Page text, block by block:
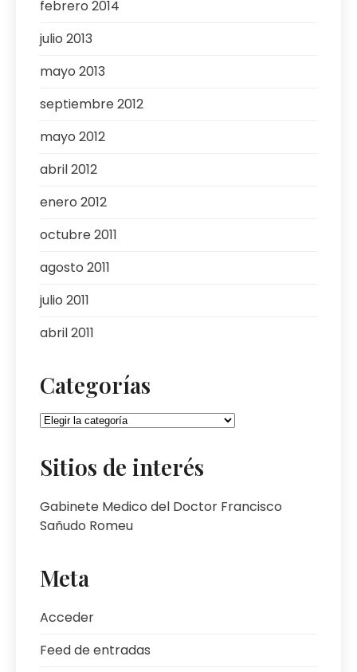
febrero 2014
julio 2013
mayo 2013
septiembre 2012
mayo 2012
abril 2012
enero 2012
octubre 2011
agosto 2011
julio 2011
abril 2011
Categorías
Categorías
Sitios de interés
Gabinete Medico del Doctor Francisco
Sañudo Romeu
Meta
Acceder
Feed de entradas